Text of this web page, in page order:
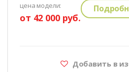
цена модели:
от 42 000 руб.
Добавить в